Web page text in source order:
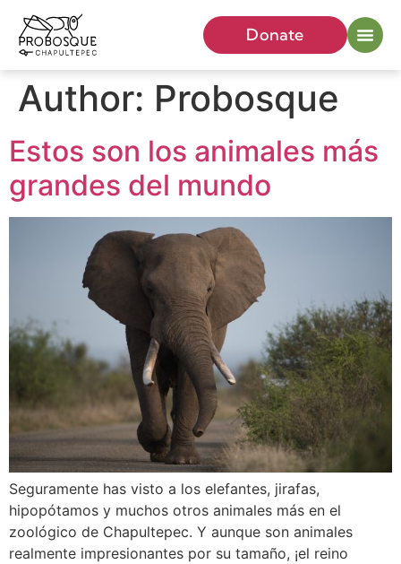
Donate
Author: Probosque
Estos son los animales más
grandes del mundo
Seguramente has visto a los elefantes, jirafas,
hipopótamos y muchos otros animales más en el
zoológico de Chapultepec. Y aunque son animales
realmente impresionantes por su tamaño, ¡el reino